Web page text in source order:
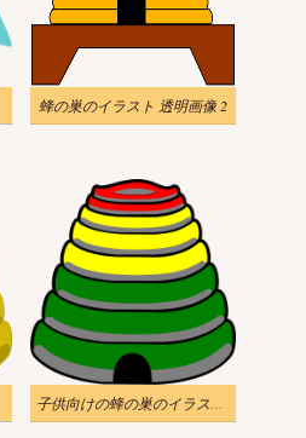
蜂の巣のイラスト 透明画像 2
子供向けの蜂の巣のイラスト画像